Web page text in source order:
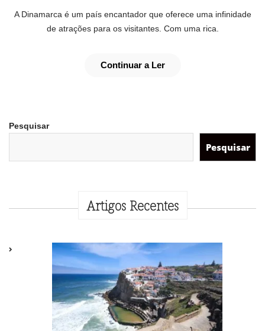
A Dinamarca é um país encantador que oferece uma infinidade
de atrações para os visitantes. Com uma rica.
Continuar a Ler
Pesquisar
Pesquisar
Artigos Recentes